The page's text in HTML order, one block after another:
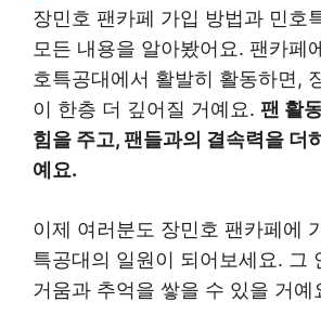
장민호 팬카페 가입 방법과 민호
모든 내용을 알아봤어요. 팬카페
호특공대에서 활발히 활동하면,
이 한층 더 깊어질 거예요. 팬 활
힘을 주고, 팬들과의 결속력을 더
예요.
이제 여러분도 장민호 팬카페에
특공대의 일원이 되어보세요. 그
거움과 추억을 쌓을 수 있을 거예